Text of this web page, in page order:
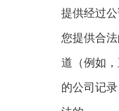
提供经过
您提供合
道（例如
的公司记